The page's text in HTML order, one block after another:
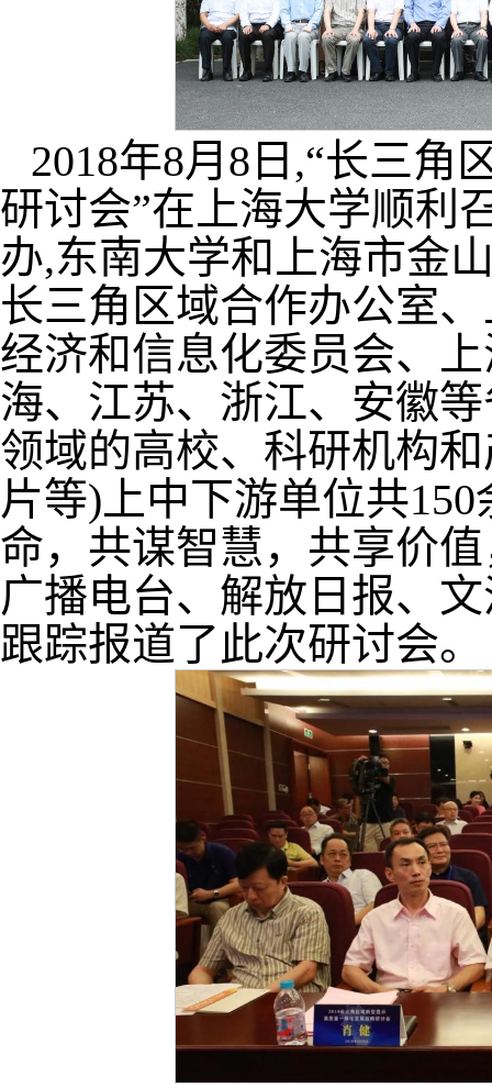
2018年8月8日,“长三角
研讨会”在上海大学顺利
办,东南大学和上海市金
长三角区域合作办公室
经济和信息化委员会、
海、江苏、浙江、安徽
领域的高校、科研机构
片等)上中下游单位共
命，共谋智慧，共享价
广播电台、解放日报、
跟踪报道了此次研讨会。